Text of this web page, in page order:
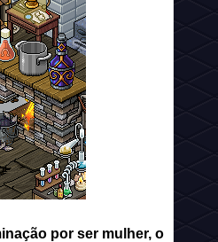
por ser mulher, o